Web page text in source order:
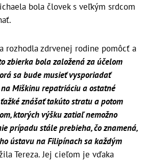
bola človek s veľkým srdcom
rozhodla zdrvenej rodine pomôcť a
zbierka bola založená za účelom
sa bude musieť vysporiadať
Miškinu repatriáciu a ostatné
znášať takúto stratu a potom
ktorých výšku zatiaľ nemožno
prípadu stále prebieha, čo znamená,
ústavu na Filipínach sa každým
Tereza. Jej cieľom je vďaka